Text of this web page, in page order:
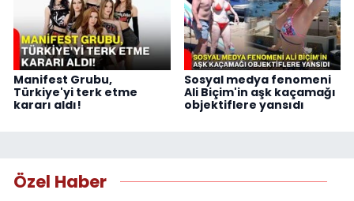
Manifest Grubu,
Türkiye'yi terk etme
kararı aldı!
Sosyal medya fenomeni
Ali Biçim'in aşk kaçamağı
objektiflere yansıdı
Özel Haber